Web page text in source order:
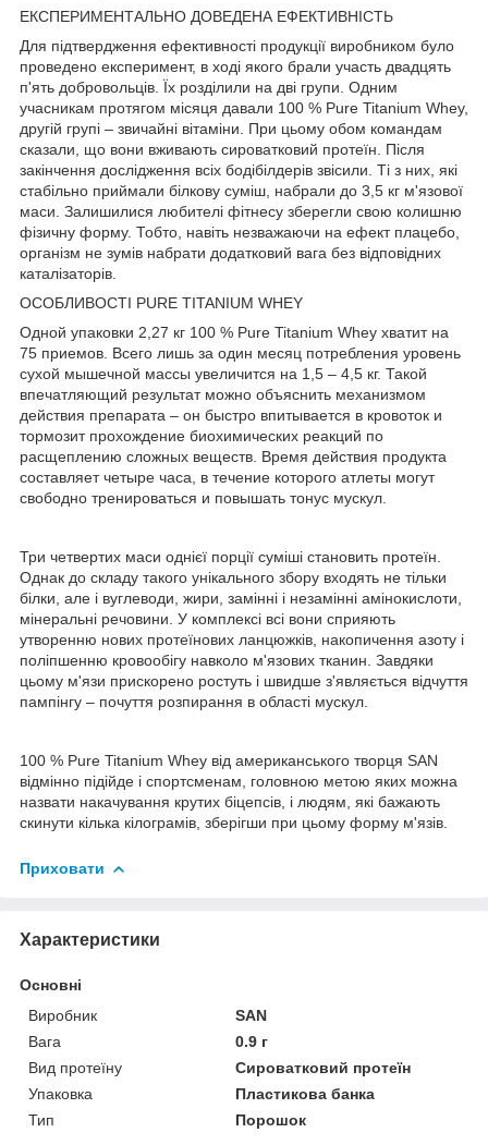
ЕКСПЕРИМЕНТАЛЬНО ДОВЕДЕНА ЕФЕКТИВНІСТЬ
Для підтвердження ефективності продукції виробником було
проведено експеримент, в ході якого брали участь двадцять
п'ять добровольців. Їх розділили на дві групи. Одним
учасникам протягом місяця давали 100 % Pure Titanium Whey,
другій групі – звичайні вітаміни. При цьому обом командам
сказали, що вони вживають сироватковий протеїн. Після
закінчення дослідження всіх бодібілдерів звісили. Ті з них, які
стабільно приймали білкову суміш, набрали до 3,5 кг м'язової
маси. Залишилися любителі фітнесу зберегли свою колишню
фізичну форму. Тобто, навіть незважаючи на ефект плацебо,
організм не зумів набрати додатковий вага без відповідних
каталізаторів.
ОСОБЛИВОСТІ PURE TITANIUM WHEY
Одной упаковки 2,27 кг 100 % Pure Titanium Whey хватит на
75 приемов. Всего лишь за один месяц потребления уровень
сухой мышечной массы увеличится на 1,5 – 4,5 кг. Такой
впечатляющий результат можно объяснить механизмом
действия препарата – он быстро впитывается в кровоток и
тормозит прохождение биохимических реакций по
расщеплению сложных веществ. Время действия продукта
составляет четыре часа, в течение которого атлеты могут
свободно тренироваться и повышать тонус мускул.
Три четвертих маси однієї порції суміші становить протеїн.
Однак до складу такого унікального збору входять не тільки
білки, але і вуглеводи, жири, замінні і незамінні амінокислоти,
мінеральні речовини. У комплексі всі вони сприяють
утворенню нових протеїнових ланцюжків, накопичення азоту і
поліпшенню кровообігу навколо м'язових тканин. Завдяки
цьому м'язи прискорено ростуть і швидше з'являється відчуття
пампінгу – почуття розпирання в області мускул.
100 % Pure Titanium Whey від американського творця SAN
відмінно підійде і спортсменам, головною метою яких можна
назвати накачування крутих біцепсів, і людям, які бажають
скинути кілька кілограмів, зберігши при цьому форму м'язів.
Приховати
Характеристики
Основні
Виробник
SAN
Вага
0.9 г
Вид протеїну
Сироватковий протеїн
Упаковка
Пластикова банка
Тип
Порошок